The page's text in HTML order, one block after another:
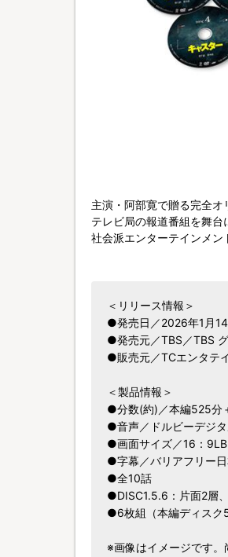
主演・阿部寛で贈る完全オ
テレビ局の報道番組を舞台
社会派エンターテインメン
＜リリース情報＞
●発売日／2026年1月
●発売元／TBS／TBS
●販売元／TCエンタテ
＜製品情報＞
●分数(約)／本編525分
●音声／ドルビーデジ
●画面サイズ／16：9LB
●字幕／バリアフリー日
●全10話
●DISC1.5.6：片面2層
●6枚組（本編ディスク
※画像はイメージです。